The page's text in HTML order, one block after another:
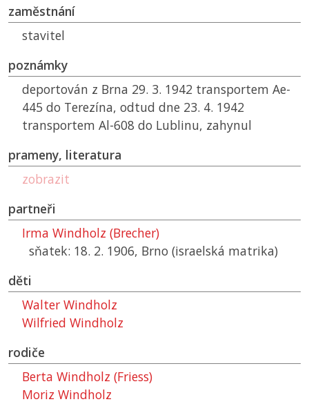
zaměstnání
stavitel
poznámky
deportován z Brna 29. 3. 1942 transportem Ae-
445 do Terezína, odtud dne 23. 4. 1942
transportem Al-608 do Lublinu, zahynul
prameny, literatura
zobrazit
partneři
Irma Windholz (Brecher)
sňatek: 18. 2. 1906, Brno (israelská matrika)
děti
Walter Windholz
Wilfried Windholz
rodiče
Berta Windholz (Friess)
Moriz Windholz